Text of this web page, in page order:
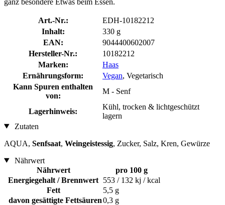
Art.-Nr.:
EDH-10182212
Inhalt:
330 g
EAN:
9044400602007
Hersteller-Nr.:
10182212
Marken:
Haas
Ernährungsform:
Vegan, Vegetarisch
Kann Spuren enthalten
von:
M - Senf
Lagerhinweis:
Kühl, trocken & lichtgeschützt
lagern
Zutaten
AQUA, Senfsaat, Weingeistessig, Zucker, Salz, Kren, Gewürze
Nährwert
Nährwert
pro 100 g
Energiegehalt / Brennwert 553 / 132 kj / kcal
Fett
5,5 g
davon gesättigte Fettsäuren0,3 g